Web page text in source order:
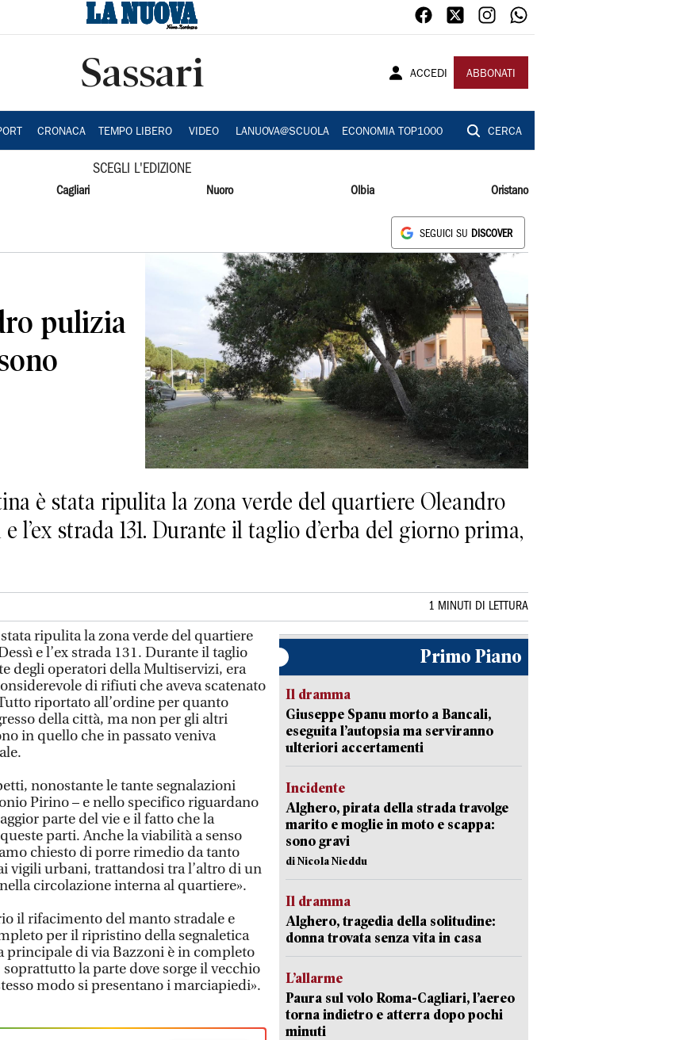
Sassari ACCEDI ABBONATI
CRONACA TEMPO LIBERO VIDEO LANUOVA@SCUOLA ECONOMIA TOP1000 CERCA
SCEGLI L'EDIZIONE
Cagliari Nuoro Olbia Oristano
SEGUICI SU DISCOVER
pulizia
è stata ripulita la zona verde del quartiere Oleandro
l’ex strada 131. Durante il taglio d’erba del giorno prima,
1 MINUTI DI LETTURA
ripulita la zona verde del quartiere
e l’ex strada 131. Durante il taglio
degli operatori della Multiservizi, era
di rifiuti che aveva scatenato
riportato all’ordine per quanto
della città, ma non per gli altri
in quello che in passato veniva
nonostante le tante segnalazioni
Pirino – e nello specifico riguardano
parte del vie e il fatto che la
parti. Anche la viabilità a senso
chiesto di porre rimedio da tanto
vigili urbani, trattandosi tra l’altro di un
circolazione interna al quartiere».
il rifacimento del manto stradale e
per il ripristino della segnaletica
principale di via Bazzoni è in completo
la parte dove sorge il vecchio
modo si presentano i marciapiedi».
Primo Piano
Il dramma
Giuseppe Spanu morto a Bancali,
eseguita l’autopsia ma serviranno
ulteriori accertamenti
Incidente
Alghero, pirata della strada travolge
marito e moglie in moto e scappa:
sono gravi
di Nicola Nieddu
Il dramma
Alghero, tragedia della solitudine:
donna trovata senza vita in casa
L’allarme
Paura sul volo Roma-Cagliari, l’aereo
torna indietro e atterra dopo pochi
minuti